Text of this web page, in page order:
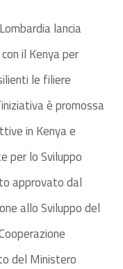
lancia
il Kenya per
le filiere
è promossa
in Kenya e
per lo Sviluppo
approvato dal
allo Sviluppo del
del Ministero